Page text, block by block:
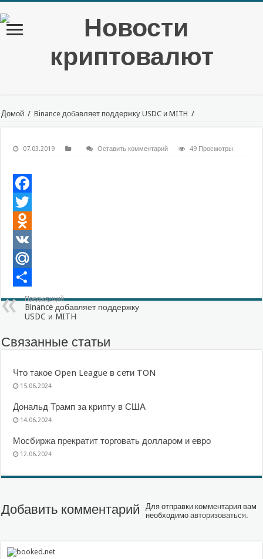
Домой / Binance добавляет поддержку USDC и MITH /
07.03.2019 Оставить комментарий 49 Просмотры
Facebook
Twitter
Odnoklassniki
VK
Mail.Ru
Отправить
Предыдущий
Binance добавляет поддержку
USDC и MITH
Связанные статьи
Что такое Open League в сети TON
15.06.2024
Дональд Трамп за крипту в США
14.06.2024
Мосбиржа прекратит торговать долларом и евро
12.06.2024
Добавить комментарий
Для отправки комментария вам
необходимоавторизоваться.